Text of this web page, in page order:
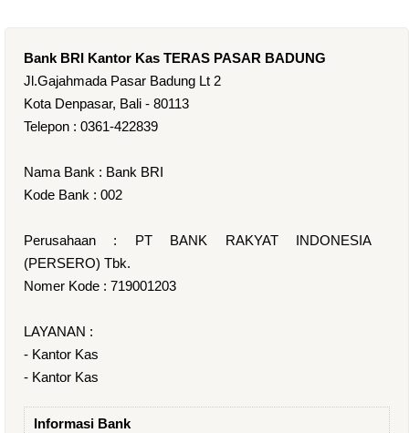
Bank BRI Kantor Kas TERAS PASAR BADUNG
Jl.Gajahmada Pasar Badung Lt 2
Kota Denpasar, Bali - 80113
Telepon : 0361-422839
Nama Bank : Bank BRI
Kode Bank : 002
Perusahaan : PT BANK RAKYAT INDONESIA
(PERSERO) Tbk.
Nomer Kode : 719001203
LAYANAN :
- Kantor Kas
- Kantor Kas
Informasi Bank